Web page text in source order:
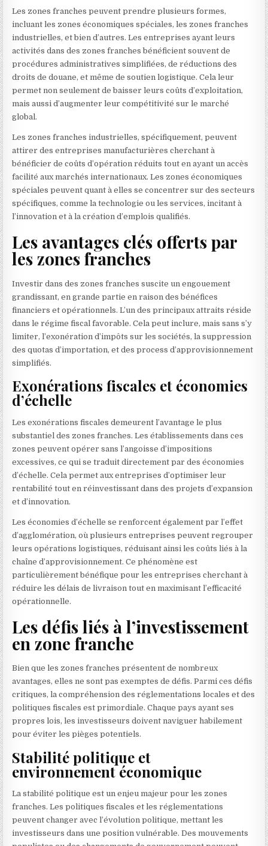
Les zones franches peuvent prendre plusieurs formes,
incluant les zones économiques spéciales, les zones franches
industrielles, et bien d’autres. Les entreprises ayant leurs
activités dans des zones franches bénéficient souvent de
procédures administratives simplifiées, de réductions des
droits de douane, et même de soutien logistique. Cela leur
permet non seulement de baisser leurs coûts d’exploitation,
mais aussi d’augmenter leur compétitivité sur le marché
global.
Les zones franches industrielles, spécifiquement, peuvent
attirer des entreprises manufacturières cherchant à
bénéficier de coûts d’opération réduits tout en ayant un accès
facilité aux marchés internationaux. Les zones économiques
spéciales peuvent quant à elles se concentrer sur des secteurs
spécifiques, comme la technologie ou les services, incitant à
l’innovation et à la création d’emplois qualifiés.
Les avantages clés offerts par
les zones franches
Investir dans des zones franches suscite un engouement
grandissant, en grande partie en raison des bénéfices
financiers et opérationnels. L’un des principaux attraits réside
dans le régime fiscal favorable. Cela peut inclure, mais sans s’y
limiter, l’exonération d’impôts sur les sociétés, la suppression
des quotas d’importation, et des process d’approvisionnement
simplifiés.
Exonérations fiscales et économies
d’échelle
Les exonérations fiscales demeurent l’avantage le plus
substantiel des zones franches. Les établissements dans ces
zones peuvent opérer sans l’angoisse d’impositions
excessives, ce qui se traduit directement par des économies
d’échelle. Cela permet aux entreprises d’optimiser leur
rentabilité tout en réinvestissant dans des projets d’expansion
et d’innovation.
Les économies d’échelle se renforcent également par l’effet
d’agglomération, où plusieurs entreprises peuvent regrouper
leurs opérations logistiques, réduisant ainsi les coûts liés à la
chaîne d’approvisionnement. Ce phénomène est
particulièrement bénéfique pour les entreprises cherchant à
réduire les délais de livraison tout en maximisant l’efficacité
opérationnelle.
Les défis liés à l’investissement
en zone franche
Bien que les zones franches présentent de nombreux
avantages, elles ne sont pas exemptes de défis. Parmi ces défis
critiques, la compréhension des réglementations locales et des
politiques fiscales est primordiale. Chaque pays ayant ses
propres lois, les investisseurs doivent naviguer habilement
pour éviter les pièges potentiels.
Stabilité politique et
environnement économique
La stabilité politique est un enjeu majeur pour les zones
franches. Les politiques fiscales et les réglementations
peuvent changer avec l’évolution politique, mettant les
investisseurs dans une position vulnérable. Des mouvements